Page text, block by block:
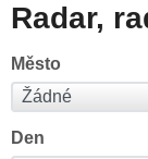
Radar,
Město
Den